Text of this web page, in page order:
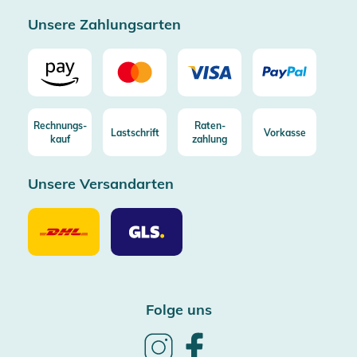
Unsere Zahlungsarten
Rechnungs-
kauf
Lastschrift
Raten-
zahlung
Vorkasse
Unsere Versandarten
Unsere
Versandarten
DHL
Unsere
Versandarten
GLS
Folge uns
Follow